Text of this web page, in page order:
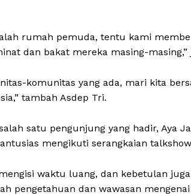
rumah pemuda, tentu kami
dan bakat mereka masing-masing,”
komunitas yang ada, mari kita
tambah Asdep Tri.
satu pengunjung yang hadir, Aya
mengikuti serangkaian
waktu luang, dan kebetulan
pengetahuan dan wawasan